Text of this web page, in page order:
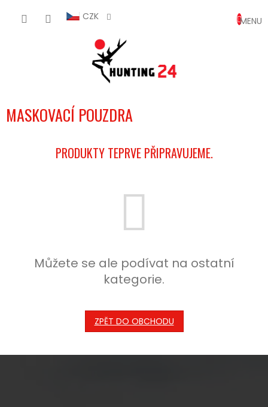
CZK
KOŠÍK
MASKOVACÍ POUZDRA
PRODUKTY TEPRVE PŘIPRAVUJEME.
Můžete se ale podívat na ostatní
kategorie.
ZPĚT DO OBCHODU